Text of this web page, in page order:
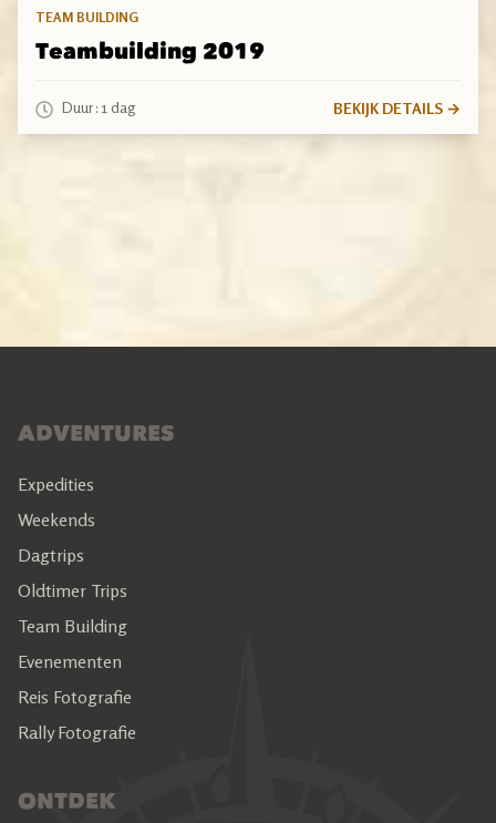
TEAM BUILDING
Teambuilding 2019
Duur: 1 dag BEKIJK DETAILS →
ADVENTURES
Expedities
Weekends
Dagtrips
Oldtimer Trips
Team Building
Evenementen
Reis Fotografie
Rally Fotografie
ONTDEK